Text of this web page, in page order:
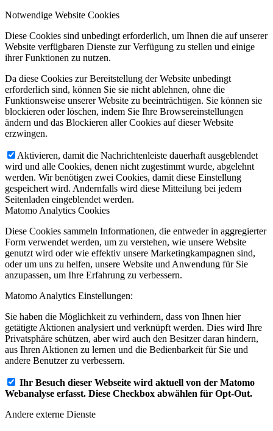
Notwendige Website Cookies
Diese Cookies sind unbedingt erforderlich, um Ihnen die auf unserer
Website verfügbaren Dienste zur Verfügung zu stellen und einige
ihrer Funktionen zu nutzen.
Da diese Cookies zur Bereitstellung der Website unbedingt
erforderlich sind, können Sie sie nicht ablehnen, ohne die
Funktionsweise unserer Website zu beeinträchtigen. Sie können sie
blockieren oder löschen, indem Sie Ihre Browsereinstellungen
ändern und das Blockieren aller Cookies auf dieser Website
erzwingen.
Aktivieren, damit die Nachrichtenleiste dauerhaft ausgeblendet
wird und alle Cookies, denen nicht zugestimmt wurde, abgelehnt
werden. Wir benötigen zwei Cookies, damit diese Einstellung
gespeichert wird. Andernfalls wird diese Mitteilung bei jedem
Seitenladen eingeblendet werden.
Matomo Analytics Cookies
Diese Cookies sammeln Informationen, die entweder in aggregierter
Form verwendet werden, um zu verstehen, wie unsere Website
genutzt wird oder wie effektiv unsere Marketingkampagnen sind,
oder um uns zu helfen, unsere Website und Anwendung für Sie
anzupassen, um Ihre Erfahrung zu verbessern.
Matomo Analytics Einstellungen:
Sie haben die Möglichkeit zu verhindern, dass von Ihnen hier
getätigte Aktionen analysiert und verknüpft werden. Dies wird Ihre
Privatsphäre schützen, aber wird auch den Besitzer daran hindern,
aus Ihren Aktionen zu lernen und die Bedienbarkeit für Sie und
andere Benutzer zu verbessern.
Ihr Besuch dieser Webseite wird aktuell von der Matomo
Webanalyse erfasst. Diese Checkbox abwählen für Opt-Out.
Andere externe Dienste